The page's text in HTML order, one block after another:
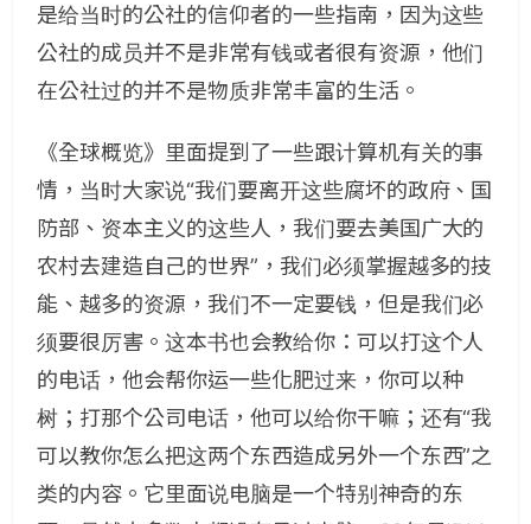
是给当时的公社的信仰者的一些指南，因为这些
公社的成员并不是非常有钱或者很有资源，他们
在公社过的并不是物质非常丰富的生活。
《全球概览》里面提到了一些跟计算机有关的事
情，当时大家说“我们要离开这些腐坏的政府、国
防部、资本主义的这些人，我们要去美国广大的
农村去建造自己的世界”，我们必须掌握越多的技
能、越多的资源，我们不一定要钱，但是我们必
须要很厉害。这本书也会教给你：可以打这个人
的电话，他会帮你运一些化肥过来，你可以种
树；打那个公司电话，他可以给你干嘛；还有“我
可以教你怎么把这两个东西造成另外一个东西”之
类的内容。它里面说电脑是一个特别神奇的东